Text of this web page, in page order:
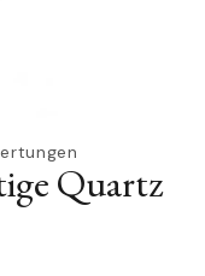
Quartz